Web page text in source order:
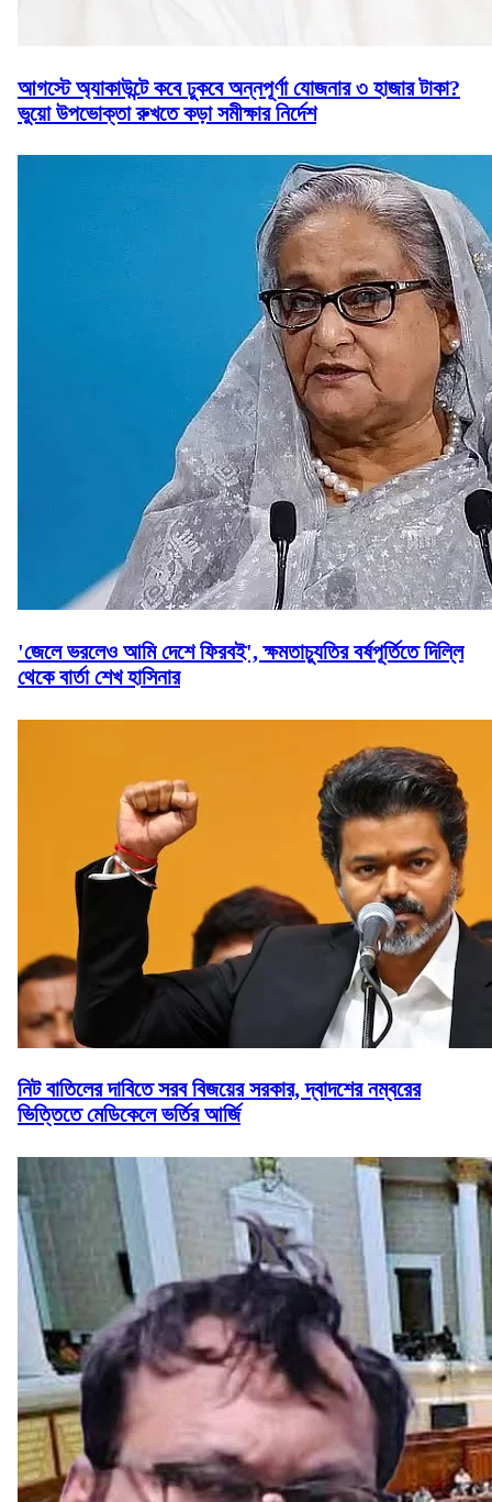
আগস্টে অ্যাকাউন্টে কবে ঢুকবে অন্নপূর্ণা যোজনার ৩ হাজার টাকা?
ভুয়ো উপভোক্তা রুখতে কড়া সমীক্ষার নির্দেশ
'জেলে ভরলেও আমি দেশে ফিরবই', ক্ষমতাচ্যুতির বর্ষপূর্তিতে দিল্লি
থেকে বার্তা শেখ হাসিনার
নিট বাতিলের দাবিতে সরব বিজয়ের সরকার, দ্বাদশের নম্বরের
ভিত্তিতে মেডিকেলে ভর্তির আর্জি